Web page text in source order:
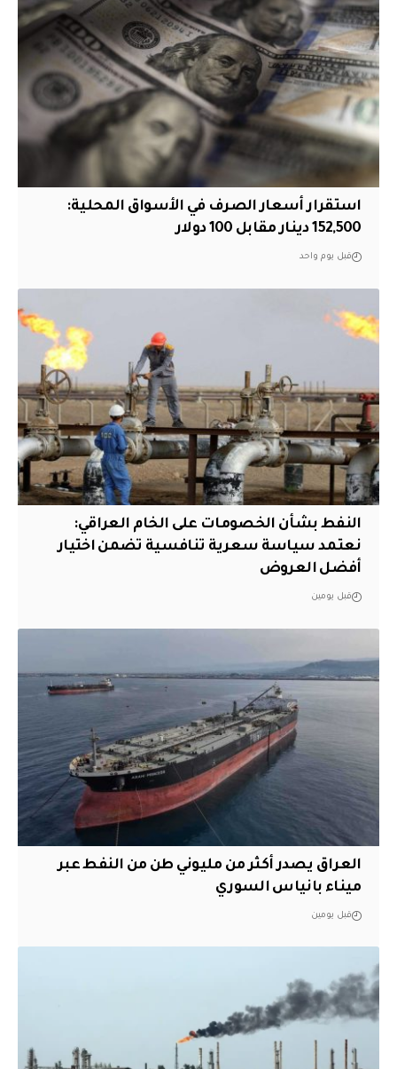
استقرار أسعار الصرف في الأسواق المحلية:
152,500 دينار مقابل 100 دولار
قبل يوم واحد
النفط بشأن الخصومات على الخام العراقي:
نعتمد سياسة سعرية تنافسية تضمن اختيار
أفضل العروض
قبل يومين
العراق يصدر أكثر من مليوني طن من النفط عبر
ميناء بانياس السوري
قبل يومين